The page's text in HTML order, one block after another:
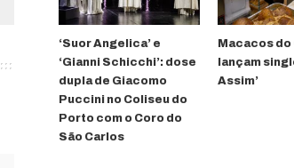
‘Suor Angelica’ e
‘Gianni Schicchi’: dose
dupla de Giacomo
Puccini no Coliseu do
Porto com o Coro do
São Carlos
Macacos do
lançam
Assim’